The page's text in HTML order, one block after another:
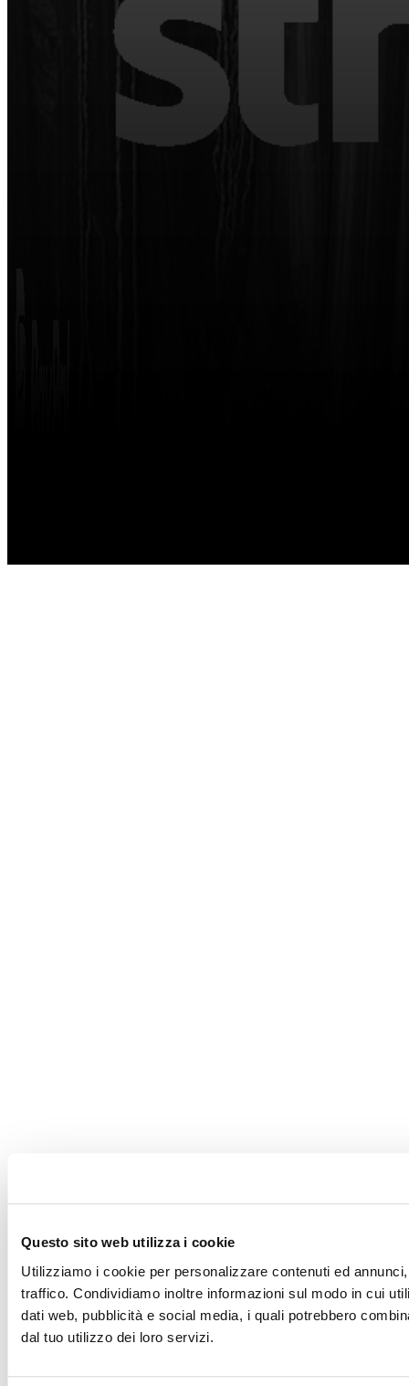
Questo sito web utilizza i cookie
Utilizziamo i cookie per personalizzare contenuti ed
traffico. Condividiamo inoltre informazioni sul modo in cui
dati web, pubblicità e social media, i quali potrebbero
dal tuo utilizzo dei loro servizi.